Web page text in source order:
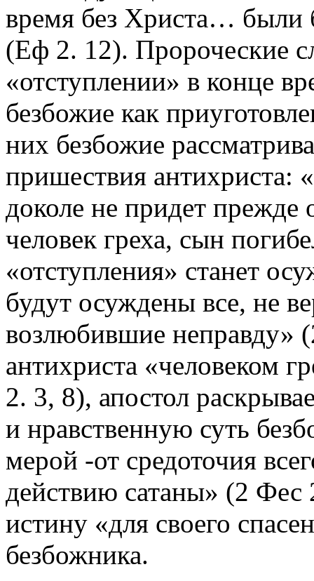
время без Христа… были
(Еф 2. 12). Пророческие
«отступлении» в конце
безбожие как
них безбожие
пришествия антихриста:
доколе не придет прежде
человек греха, сын
«отступления» станет
будут осуждены все, не
возлюбившие неправду»
антихриста «человеком
2. 3, 8), апостол
и нравственную суть
мерой -от средоточия
действию сатаны» (2 Фес
истину «для своего
безбожника.